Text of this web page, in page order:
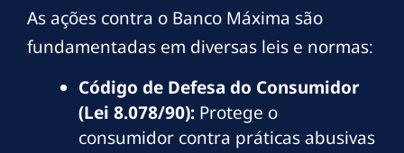
As ações contra o Banco Máxima são
fundamentadas em diversas leis e normas:
Código de Defesa do Consumidor
(Lei 8.078/90): Protege o
consumidor contra práticas abusivas